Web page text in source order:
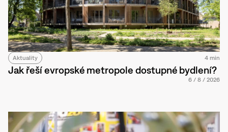
Aktuality 4 min
Jak řeší evropské metropole dostupné bydlení?
6 / 8 / 2026